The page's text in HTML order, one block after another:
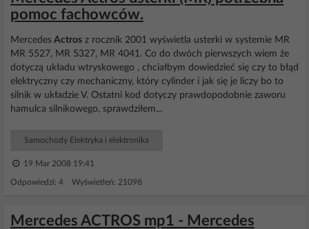
pomoc fachowców.
Mercedes Actros z rocznik 2001 wyświetla usterki w systemie MR
MR 5527, MR 5327, MR 4041. Co do dwóch pierwszych wiem że
dotyczą układu wtryskowego , chciałbym dowiedzieć się czy to błąd
elektryczny czy mechaniczny, który cylinder i jak się je liczy bo to
silnik w układzie V. Ostatni kod dotyczy prawdopodobnie zaworu
hamulca silnikowego, sprawdziłem...
Samochody Elektryka i elektronika
19 Mar 2008 19:41
Odpowiedzi: 4 Wyświetleń: 21098
Mercedes ACTROS mp1 - Mercedes